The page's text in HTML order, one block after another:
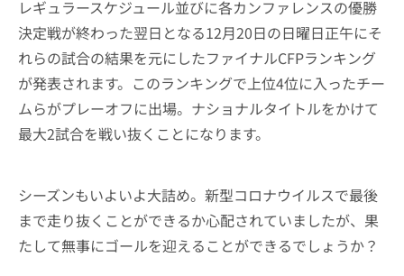
レギュラースケジュール並びに各カンファレンスの優勝
決定戦が終わった翌日となる12月20日の日曜日正午にそ
れらの試合の結果を元にしたファイナルCFPランキング
が発表されます。このランキングで上位4位に入ったチー
ムらがプレーオフに出場。ナショナルタイトルをかけて
最大2試合を戦い抜くことになります。
シーズンもいよいよ大詰め。新型コロナウイルスで最後
まで走り抜くことができるか心配されていましたが、果
たして無事にゴールを迎えることができるでしょうか？